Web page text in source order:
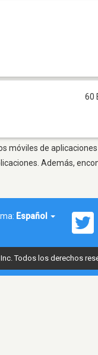
60
móviles de aplicaciones
Además,
Español
Todos los derechos